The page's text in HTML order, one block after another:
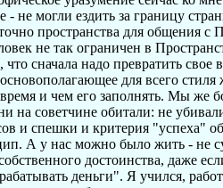
- не могли ездить за границу
пространства для общения
не так ограничен в
что сначала надо превратить
для всего
и чем его заполнять. Мы же
на советчине обитали: не
и спешки и критерия "успеха"
А у нас можно было жить - не
достоинства, даже
деньги". Я учился,